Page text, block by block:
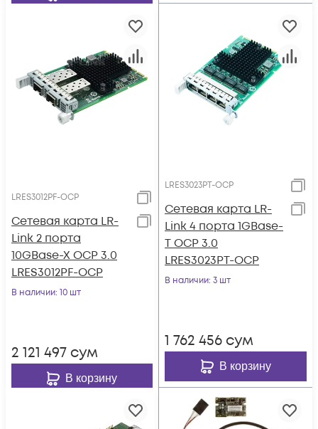
LRES3012PF-OCP
Сетевая карта LR-
Link 2 порта
10GBase-X OCP 3.0
LRES3012PF-OCP
В наличии: 10 шт
2 121 497 сум
В корзину
LRES3023PT-OCP
Сетевая карта LR-
Link 4 порта 1GBase-
T OCP 3.0
LRES3023PT-OCP
В наличии: 3 шт
1 762 456 сум
В корзину